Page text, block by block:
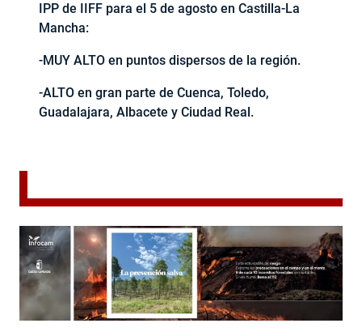
IPP de IIFF para el 5 de agosto en Castilla-La
Mancha:
-MUY ALTO en puntos dispersos de la región.
-ALTO en gran parte de Cuenca, Toledo,
Guadalajara, Albacete y Ciudad Real.